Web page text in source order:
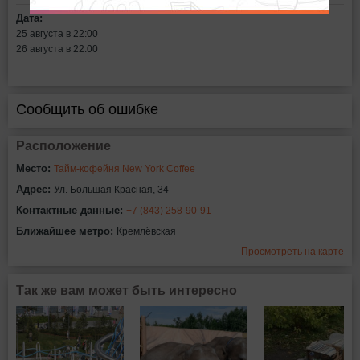
Дата:
25 августа в 22:00
26 августа в 22:00
Сообщить об ошибке
Расположение
Место: Тайм-кофейня New York Coffee
Адрес: Ул. Большая Красная, 34
Контактные данные: +7 (843) 258-90-91
Ближайшее метро: Кремлёвская
Просмотреть на карте
Так же вам может быть интересно